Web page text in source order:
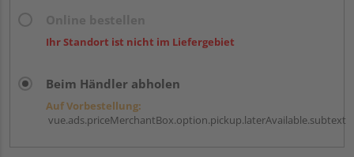
Ihr Standort ist nicht im Liefergebiet
Beim Händler abholen
Auf Vorbestellung:
vue.ads.priceMerchantBox.option.pickup.laterAvailable.subtext